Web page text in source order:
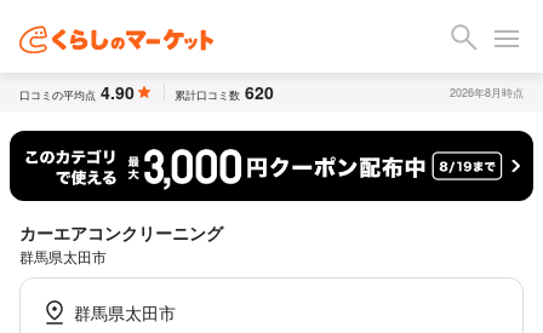
口コミの平均点 4.90 累計口コミ数 620 2026年8月時点
カーエアコンクリーニング
群馬県太田市
群馬県太田市